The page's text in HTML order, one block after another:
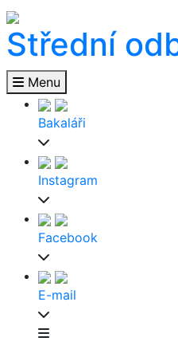
Střední
Menu
Bakaláři
Instagram
Facebook
E-mail